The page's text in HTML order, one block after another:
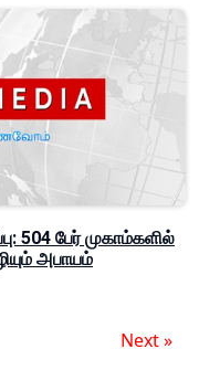
504 பேர் முகாம்களில்
அபாயம்
Next »